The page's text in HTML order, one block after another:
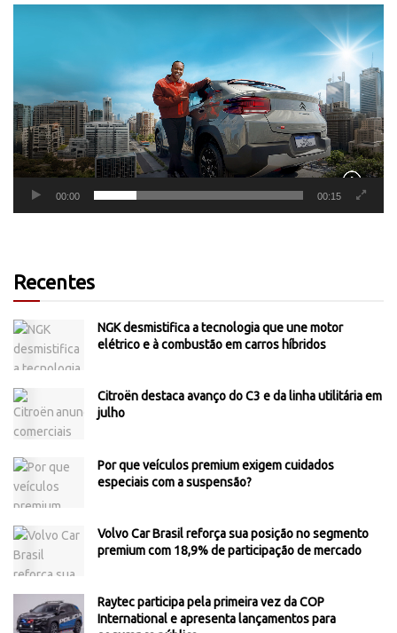
00:00 00:15
Recentes
NGK desmistifica a tecnologia que une motor
elétrico e à combustão em carros híbridos
Citroën destaca avanço do C3 e da linha utilitária em
julho
Por que veículos premium exigem cuidados
especiais com a suspensão?
Volvo Car Brasil reforça sua posição no segmento
premium com 18,9% de participação de mercado
Raytec participa pela primeira vez da COP
International e apresenta lançamentos para